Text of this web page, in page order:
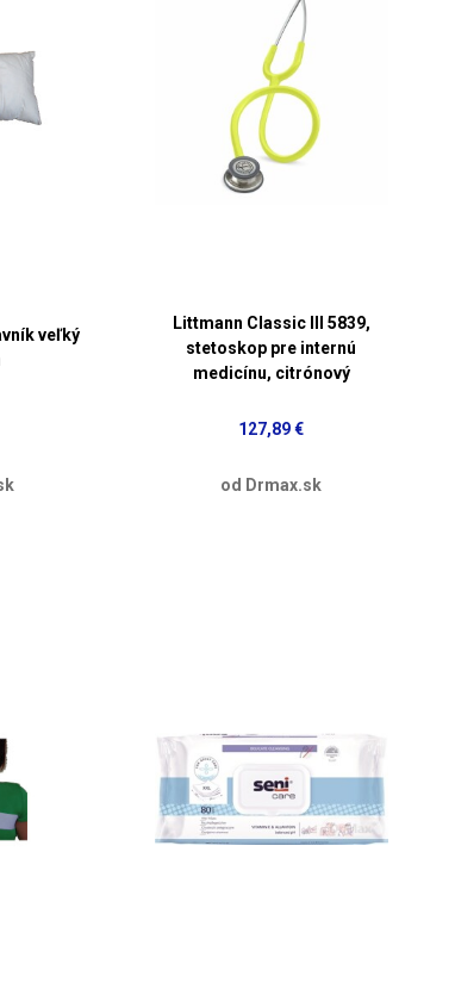
veľký
Littmann Classic III 5839,
stetoskop pre internú
medicínu, citrónový
127,89 €
od Drmax.sk